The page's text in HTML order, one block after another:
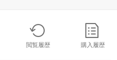
閲覧履歴 購入履歴